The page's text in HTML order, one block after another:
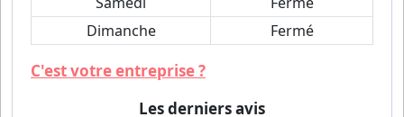
Dimanche
Fermé
C'est votre entreprise ?
Les derniers avis